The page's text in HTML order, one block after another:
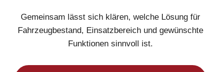
Gemeinsam lässt sich klären, welche Lösung für
Fahrzeugbestand, Einsatzbereich und gewünschte
Funktionen sinnvoll ist.